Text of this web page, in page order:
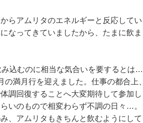
らアムリタのエネルギーと反応してい
なってきていましたから、たまに飲ま
込むのに相当な気合いを要するとは…
満月行を迎えました。仕事の都合上、
調回復することへ大変期待して参加し
いのもので相変わらず不調の日々…。
、アムリタもきちんと飲むようにして